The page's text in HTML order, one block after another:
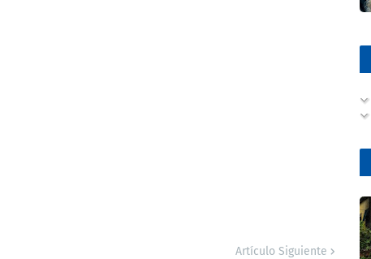
Artículo Siguiente